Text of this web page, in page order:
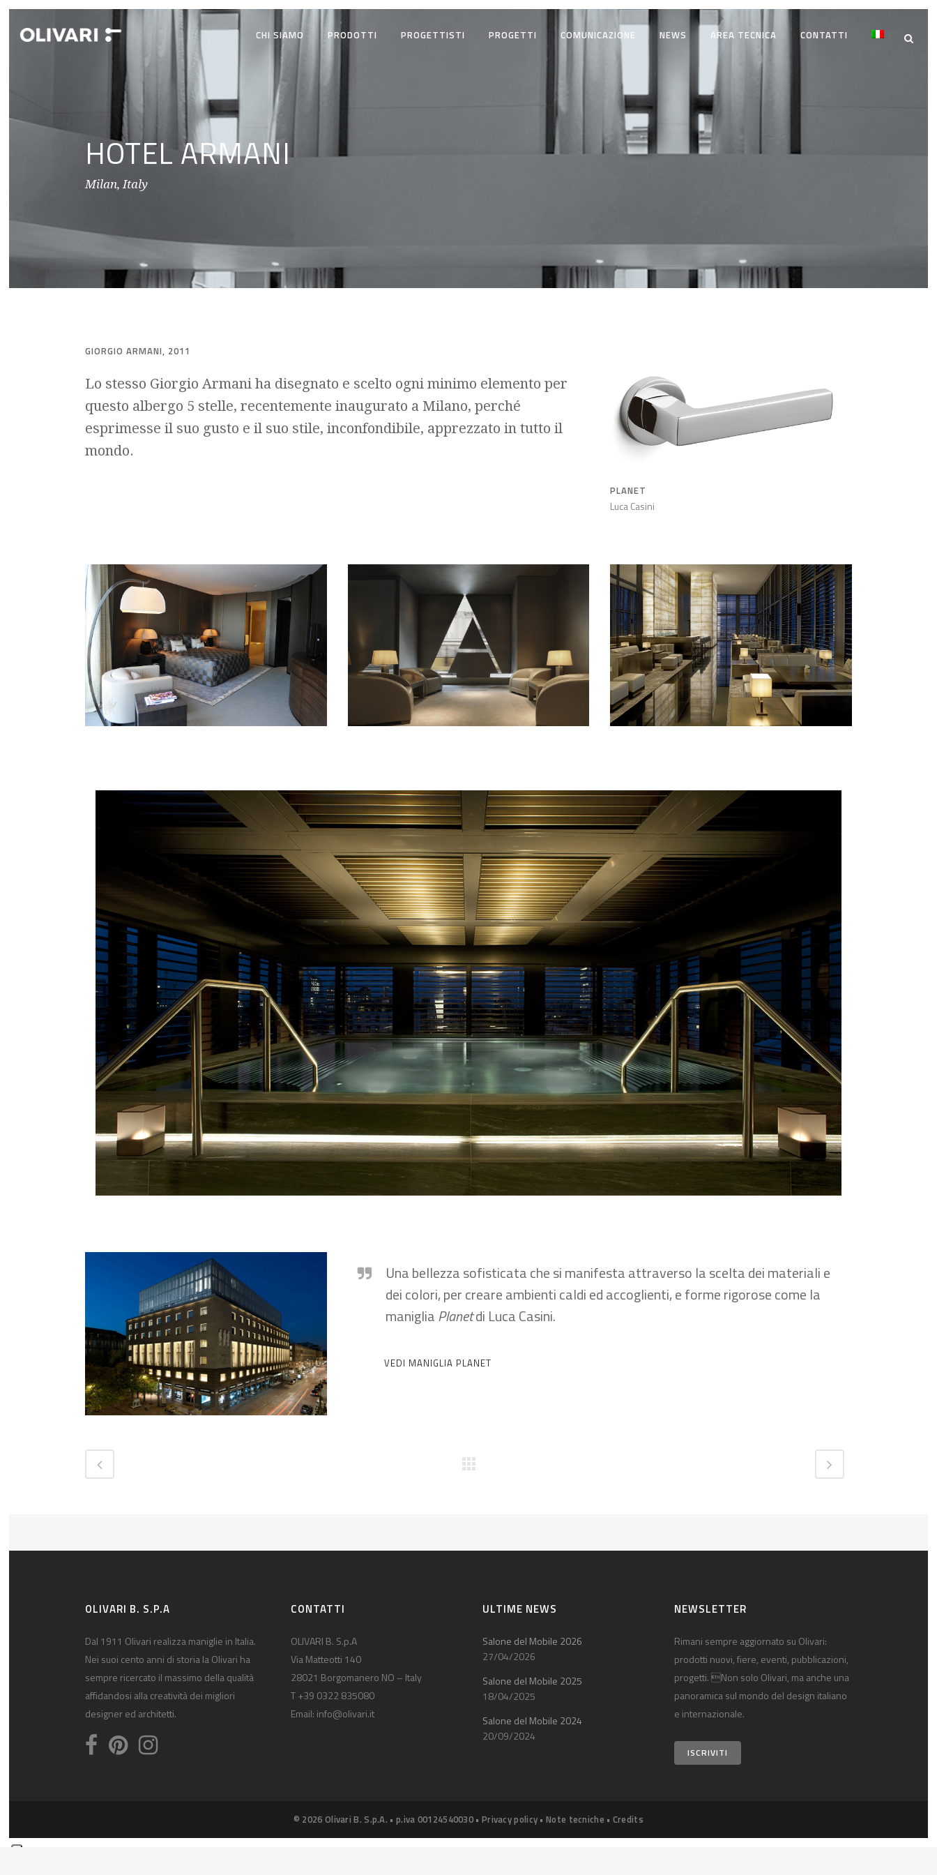
CHI SIAMO PRODOTTI PROGETTISTI PROGETTI COMUNICAZIONE NEWS AREA TECNICA CONTATTI
HOTEL ARMANI
Milan, Italy
GIORGIO ARMANI, 2011
Lo stesso Giorgio Armani ha disegnato e scelto ogni minimo elemento per
questo albergo 5 stelle, recentemente inaugurato a Milano, perché
esprimesse il suo gusto e il suo stile, inconfondibile, apprezzato in tutto il
mondo.
PLANET
Luca Casini
Una bellezza sofisticata che si manifesta attraverso la scelta dei materiali e
dei colori, per creare ambienti caldi ed accoglienti, e forme rigorose come la
manigliaPlanetdi Luca Casini.
VEDI MANIGLIA PLANET
OLIVARI B. S.P.A
Dal 1911 Olivari realizza maniglie in Italia.
Nei suoi cento anni di storia la Olivari ha
sempre ricercato il massimo della qualità
affidandosi alla creatività dei migliori
designer ed architetti.
CONTATTI
OLIVARI B. S.p.A
Via Matteotti 140
28021 Borgomanero NO – Italy
T +39 0322 835080
Email: info@olivari.it
ULTIME NEWS
Salone del Mobile 2026
27/04/2026
Salone del Mobile 2025
18/04/2025
Salone del Mobile 2024
20/09/2024
NEWSLETTER
Rimani sempre aggiornato su Olivari:
prodotti nuovi, fiere, eventi, pubblicazioni,
progetti. Non solo Olivari, ma anche una
panoramica sul mondo del design italiano
e internazionale.
ISCRIVITI
© 2026 Olivari B. S.p.A. • p.iva 00124540030 • Privacy policy •Note tecniche • Credits